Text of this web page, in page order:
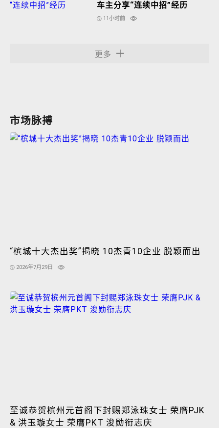
车主分享“连续中招”经历
11小时前
更多
市场脉搏
“槟城十大杰出奖”揭晓 10杰青10企业 脱颖而出
2026年7月29日
至诚恭贺槟州元首阁下封赐郑泳珠女士 荣膺PJK
& 洪玉璇女士 荣膺PKT 浚勋衔志庆